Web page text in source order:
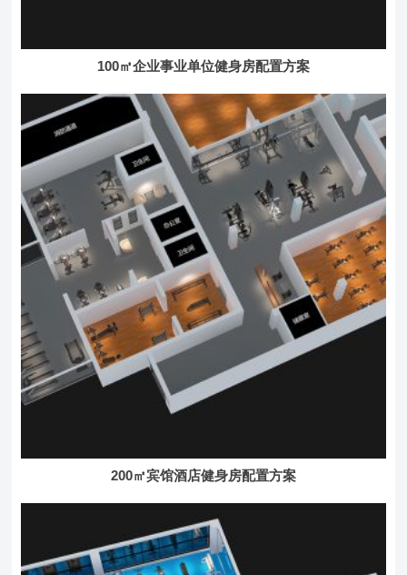
100㎡企业事业单位健身房配置方案
200㎡宾馆酒店健身房配置方案